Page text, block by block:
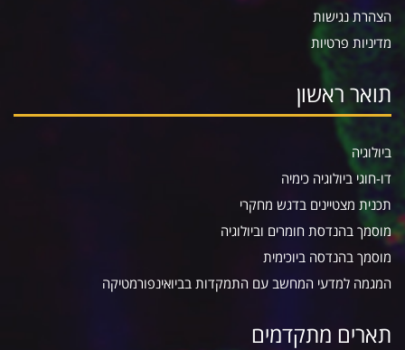
הצהרת נגישות
מדיניות פרטיות
תואר ראשון
ביולוגיה
דו-חוגי ביולוגיה כימיה
תכנית מצטיינים בדגש מחקרי
מוסמך בהנדסת חומרים וביולוגיה
מוסמך בהנדסה ביוכימית
המגמה למדעי המחשב עם התמקדות בביואינפורמטיקה
תארים מתקדמים